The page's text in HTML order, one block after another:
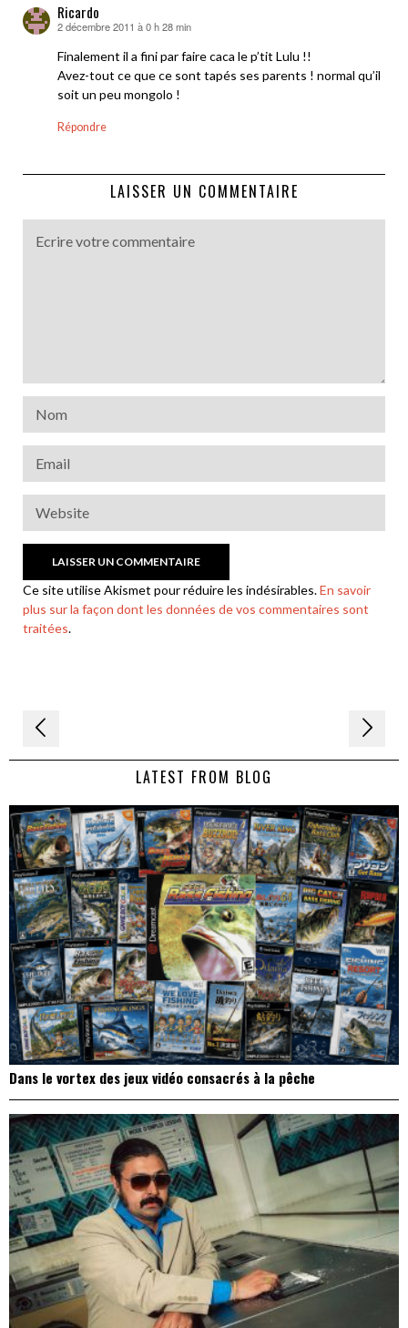
Ricardo
dit :
2 décembre 2011 à 0 h 28 min
Finalement il a fini par faire caca le p’tit Lulu !!
Avez-tout ce que ce sont tapés ses parents ! normal qu’il
soit un peu mongolo !
Répondre
LAISSER UN COMMENTAIRE
Ce site utilise Akismet pour réduire les indésirables.En savoir
plus sur la façon dont les données de vos commentaires sont
traitées.
Navigation
de LATEST FROM BLOG
Dans le vortex des jeux vidéo consacrés à la pêche